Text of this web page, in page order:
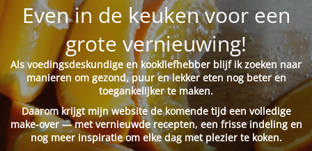
Even in de keuken voor een
grote vernieuwing!
Als voedingsdeskundige en kookliefhebber blijf ik zoeken naar
manieren om gezond, puur en lekker eten nog beter en
toegankelijker te maken.
Daarom krijgt mijn website de komende tijd een volledige
make-over — met vernieuwde recepten, een frisse indeling en
nog meer inspiratie om elke dag met plezier te koken.